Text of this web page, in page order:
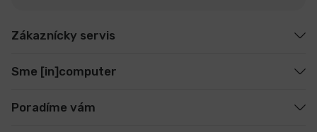
Zákaznícky servis
Sme [in]computer
Poradíme vám